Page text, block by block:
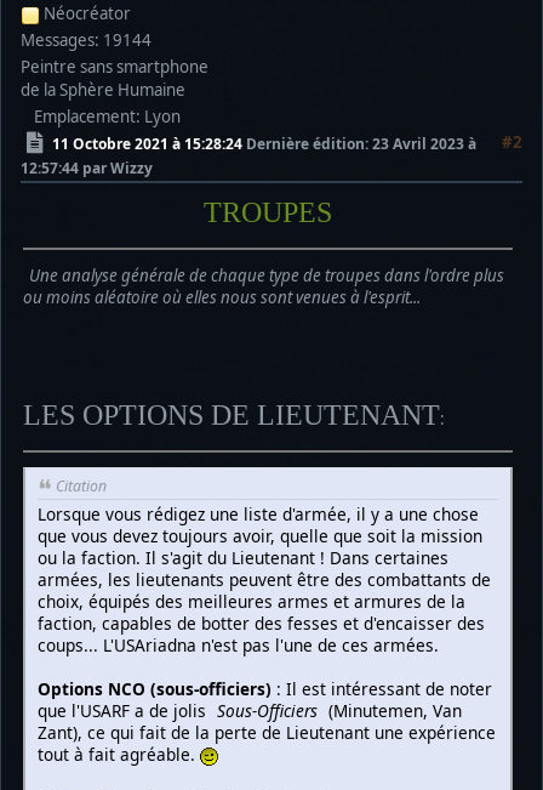
Néocréator
Messages: 19144
Peintre sans smartphone
de la Sphère Humaine
Emplacement: Lyon
11 Octobre 2021 à 15:28:24 #2
Dernière édition: 23 Avril 2023 à
12:57:44 par Wizzy
TROUPES
Une analyse générale de chaque type de troupes dans l'ordre plus
ou moins aléatoire où elles nous sont venues à l'esprit...
LES OPTIONS DE LIEUTENANT:
Citation
Lorsque vous rédigez une liste d'armée, il y a une chose
que vous devez toujours avoir, quelle que soit la mission
ou la faction. Il s'agit du Lieutenant ! Dans certaines
armées, les lieutenants peuvent être des combattants de
choix, équipés des meilleures armes et armures de la
faction, capables de botter des fesses et d'encaisser des
coups... L'USAriadna n'est pas l'une de ces armées.
Options NCO (sous-officiers) : Il est intéressant de noter
que l'USARF a de jolis Sous-Officiers (Minutemen, Van
Zant), ce qui fait de la perte de Lieutenant une expérience
tout à fait agréable.